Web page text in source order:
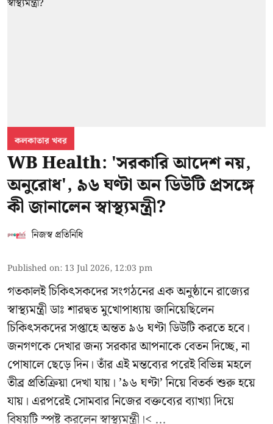
কলকাতার খবর
WB Health: 'সরকারি আদেশ নয়,
অনুরোধ', ৯৬ ঘণ্টা অন ডিউটি প্রসঙ্গে
কী জানালেন স্বাস্থ্যমন্ত্রী?
নিজস্ব প্রতিনিধি
Published on: 13 Jul 2026, 12:03 pm
গতকালই চিকিৎসকদের সংগঠনের এক অনুষ্ঠানে রাজ্যের
স্বাস্থ্যমন্ত্রী ডাঃ শারদ্বত মুখোপাধ্যায় জানিয়েছিলেন
চিকিৎসকদের সপ্তাহে অন্তত ৯৬ ঘণ্টা ডিউটি করতে হবে।
জনগণকে দেখার জন্য সরকার আপনাকে বেতন দিচ্ছে, না
পোষালে ছেড়ে দিন। তাঁর এই মন্তব্যের পরেই বিভিন্ন মহলে
তীব্র প্রতিক্রিয়া দেখা যায়। ’৯৬ ঘণ্টা’ নিয়ে বিতর্ক শুরু হয়ে
যায়। এরপরেই সোমবার নিজের বক্তব্যের ব্যাখ্যা দিয়ে
বিষয়টি স্পষ্ট করলেন স্বাস্থ্যমন্ত্রী।< ...